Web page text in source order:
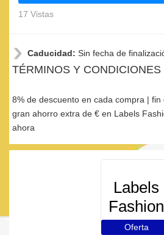
17 Vistas
Caducidad: Sin fecha de
TÉRMINOS Y CONDICIONES
8% de descuento en cada compra |
gran ahorro extra de € en Labels
ahora
Labels
Fashion
Oferta